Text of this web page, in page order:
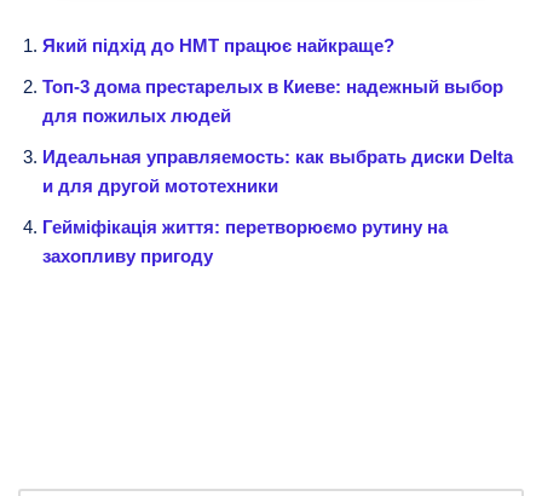
Який підхід до НМТ працює найкраще?
Топ-3 дома престарелых в Киеве: надежный выбор
для пожилых людей
Идеальная управляемость: как выбрать диски Delta
и для другой мототехники
Гейміфікація життя: перетворюємо рутину на
захопливу пригоду